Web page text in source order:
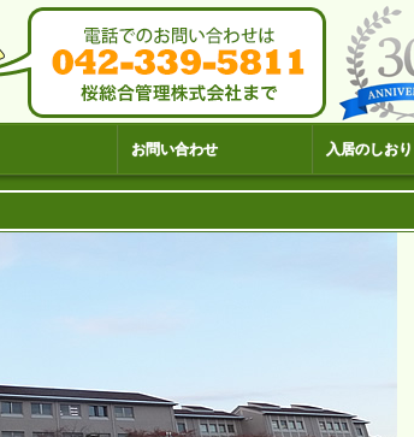
お問い合わせ 入居のしおり